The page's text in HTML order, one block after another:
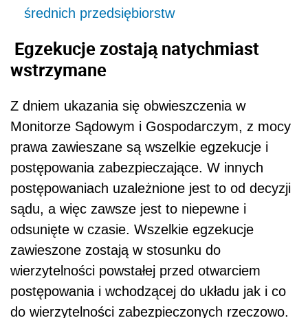
średnich przedsiębiorstw
Egzekucje zostają natychmiast
wstrzymane
Z dniem ukazania się obwieszczenia w
Monitorze Sądowym i Gospodarczym, z mocy
prawa zawieszane są wszelkie egzekucje i
postępowania zabezpieczające. W innych
postępowaniach uzależnione jest to od decyzji
sądu, a więc zawsze jest to niepewne i
odsunięte w czasie. Wszelkie egzekucje
zawieszone zostają w stosunku do
wierzytelności powstałej przed otwarciem
postępowania i wchodzącej do układu jak i co
do wierzytelności zabezpieczonych rzeczowo.